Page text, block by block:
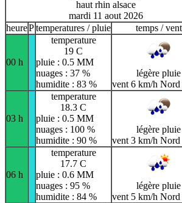
haut rhin alsace
mardi 11 aout 2026
heurePtemperatures / pluie temps / vent
00 h
temperature
19 C
pluie : 0.5 MM
nuages : 37 %
humidite : 83 %
légère pluie
vent 6 km/h Nord
03 h
temperature
18.3 C
pluie : 0.5 MM
nuages : 100 %
humidite : 90 %
légère pluie
vent 3 km/h Nord
06 h
temperature
17.7 C
pluie : 0.6 MM
nuages : 95 %
humidite : 84 %
légère pluie
vent 5 km/h Nord